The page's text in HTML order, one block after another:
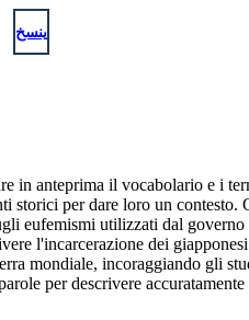
ينسخ
in anteprima il vocabolario e i
storici per dare loro un contesto.
eufemismi utilizzati dal
l'incarcerazione dei giapponesi
mondiale, incoraggiando gli
per descrivere